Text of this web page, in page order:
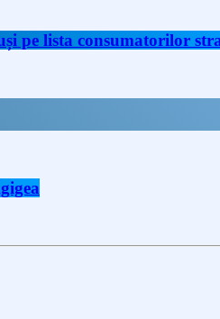
pe lista consumatorilor